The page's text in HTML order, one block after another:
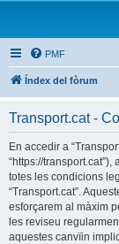
PMF
Índex del fòrum
Transport.cat -
En accedir a
“https://
totes les condicions
“Transport.cat”.
esforçarem al màxim
les reviseu
aquestes canvïin